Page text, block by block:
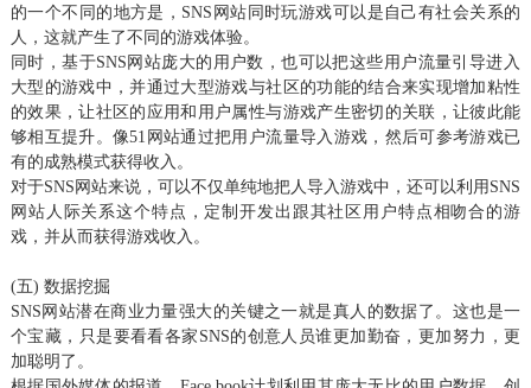
的一个不同的地方是，SNS网站同时玩游戏可以是自己有社会关系的
人，这就产生了不同的游戏体验。
同时，基于SNS网站庞大的用户数，也可以把这些用户流量引导进入
大型的游戏中，并通过大型游戏与社区的功能的结合来实现增加粘性
的效果，让社区的应用和用户属性与游戏产生密切的关联，让彼此能
够相互提升。像51网站通过把用户流量导入游戏，然后可参考游戏已
有的成熟模式获得收入。
对于SNS网站来说，可以不仅单纯地把人导入游戏中，还可以利用SNS
网站人际关系这个特点，定制开发出跟其社区用户特点相吻合的游
戏，并从而获得游戏收入。
(五) 数据挖掘
SNS网站潜在商业力量强大的关键之一就是真人的数据了。这也是一
个宝藏，只是要看看各家SNS的创意人员谁更加勤奋，更加努力，更
加聪明了。